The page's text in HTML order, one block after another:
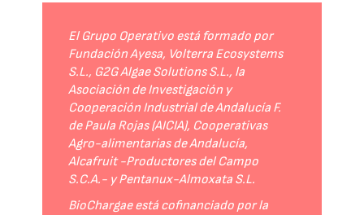
El Grupo Operativo está formado por
Fundación Ayesa, Volterra Ecosystems
S.L., G2G Algae Solutions S.L., la
Asociación de Investigación y
Cooperación Industrial de Andalucía F.
de Paula Rojas (AICIA), Cooperativas
Agro-alimentarias de Andalucía,
Alcafruit -Productores del Campo
S.C.A.- y Pentanux-Almoxata S.L.
BioChargae está cofinanciado por la